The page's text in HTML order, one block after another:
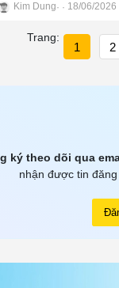
Kim Dung 18/06/2026
Trang:
1 2
ký theo dõi qua
nhận được tin